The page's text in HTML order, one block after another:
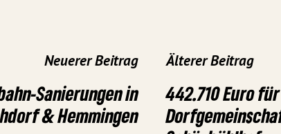
Neuerer Beitrag
Sanierungen in
& Hemmingen
Älterer Beitrag
442.710 Euro für